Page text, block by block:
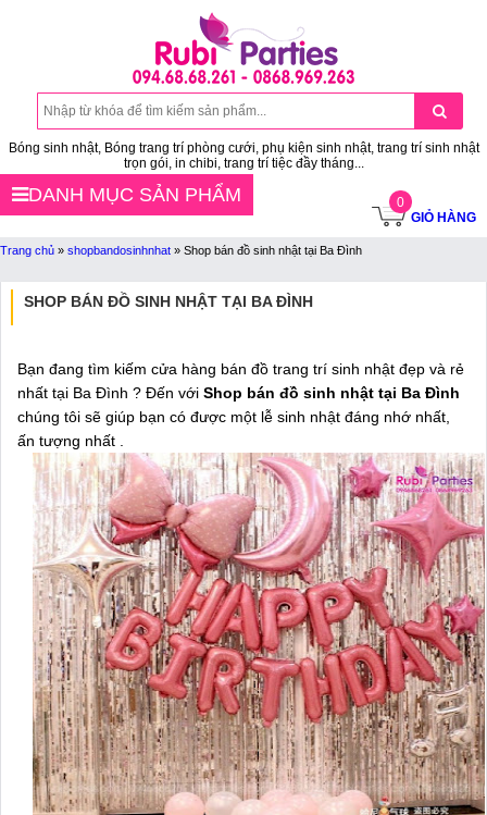
Bóng sinh nhật, Bóng trang trí phòng cưới, phụ kiện sinh nhật, trang trí sinh nhật
trọn gói, in chibi, trang trí tiệc đầy tháng...
0
GIỎ HÀNG
DANH MỤC SẢN PHẨM
Trang chủ » shopbandosinhnhat » Shop bán đồ sinh nhật tại Ba Đình
SHOP BÁN ĐỒ SINH NHẬT TẠI BA ĐÌNH
Bạn đang tìm kiếm cửa hàng bán đồ trang trí sinh nhật đẹp và rẻ
nhất tại Ba Đình ? Đến với Shop bán đồ sinh nhật tại Ba Đình
chúng tôi sẽ giúp bạn có được một lễ sinh nhật đáng nhớ nhất,
ấn tượng nhất .